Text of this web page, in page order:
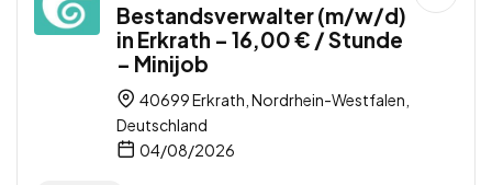
Bestandsverwalter (m/w/d)
in Erkrath – 16,00 € / Stunde
– Minijob
40699 Erkrath, Nordrhein-Westfalen,
Deutschland
04/08/2026